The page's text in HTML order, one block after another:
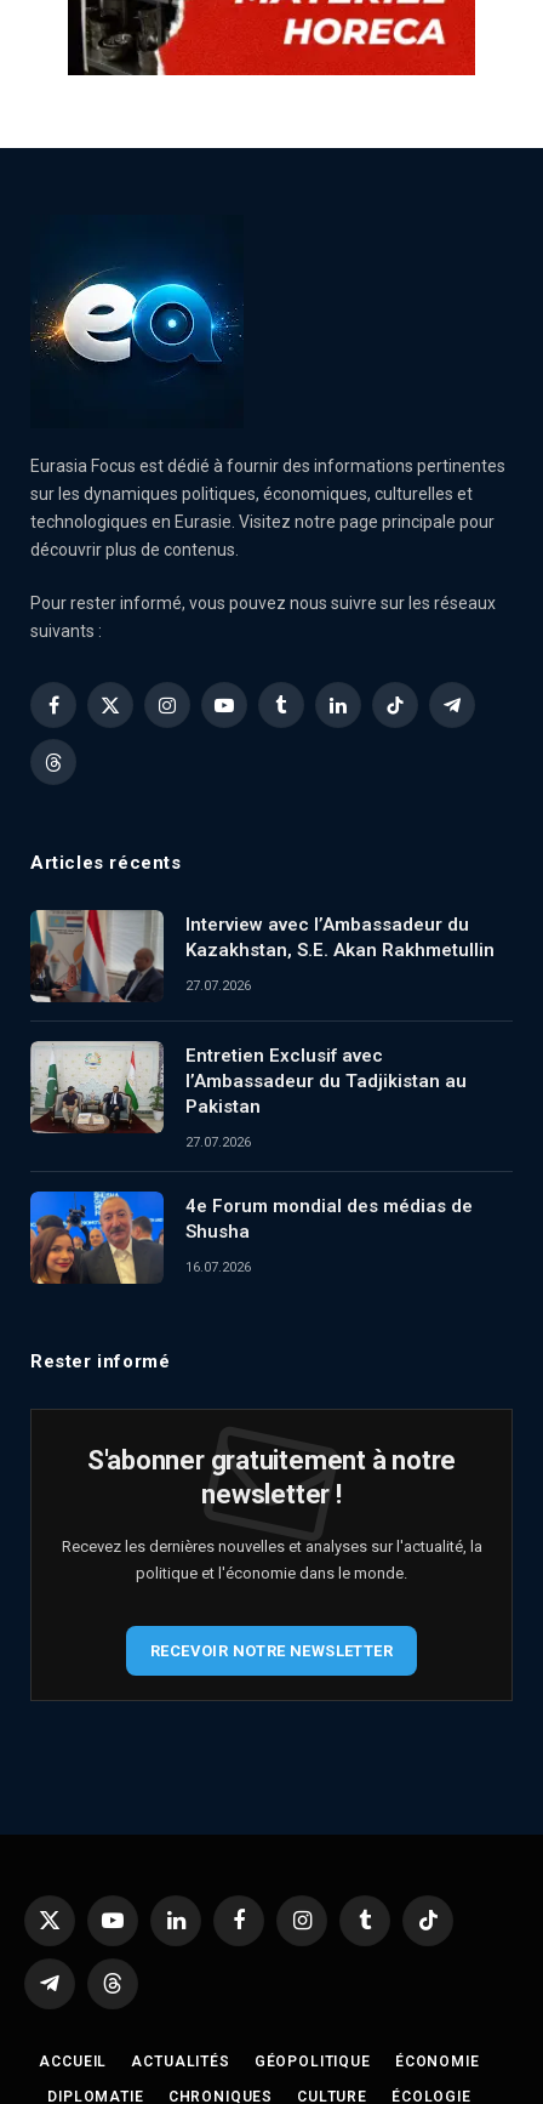
Eurasia Focus est dédié à fournir des informations pertinentes
sur les dynamiques politiques, économiques, culturelles et
technologiques en Eurasie. Visitez notre page principale pour
découvrir plus de contenus.
Pour rester informé, vous pouvez nous suivre sur les réseaux
suivants :
Facebook
X
InstagramYouTubeTumblrLinkedInTikTok Telegram
Threads
Articles récents
Interview avec l’Ambassadeur du
Kazakhstan, S.E. Akan Rakhmetullin
27.07.2026
Entretien Exclusif avec
l’Ambassadeur du Tadjikistan au
Pakistan
27.07.2026
4e Forum mondial des médias de
Shusha
16.07.2026
Rester informé
S'abonner gratuitement à notre
newsletter !
Recevez les dernières nouvelles et analyses sur l'actualité, la
politique et l'économie dans le monde.
RECEVOIR NOTRE NEWSLETTER
X
YouTubeLinkedIn FacebookInstagramTumblr TikTok
TelegramThreads
ACCUEIL ACTUALITÉS GÉOPOLITIQUE ÉCONOMIE
DIPLOMATIE CHRONIQUES CULTURE ÉCOLOGIE